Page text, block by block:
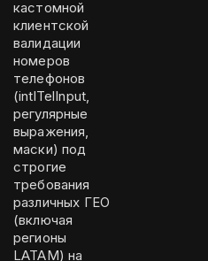
кастомной
клиентской
валидации
номеров
телефонов
(intlTelInput,
регулярные
выражения,
маски) под
строгие
требования
различных ГЕО
(включая
регионы
LATAM) на